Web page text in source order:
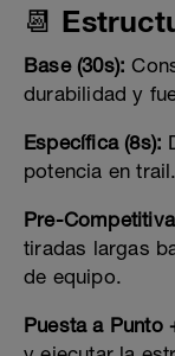
📆
Base (30s):
durabilidad y
Específica (8s):
potencia en trail.
Pre-
tiradas largas
de equipo.
Puesta a Punto